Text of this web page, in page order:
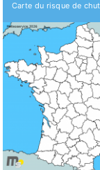
Carte du risque de